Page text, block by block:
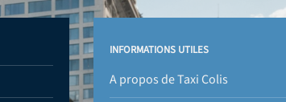
INFORMATIONS UTILES
A propos de Taxi Colis